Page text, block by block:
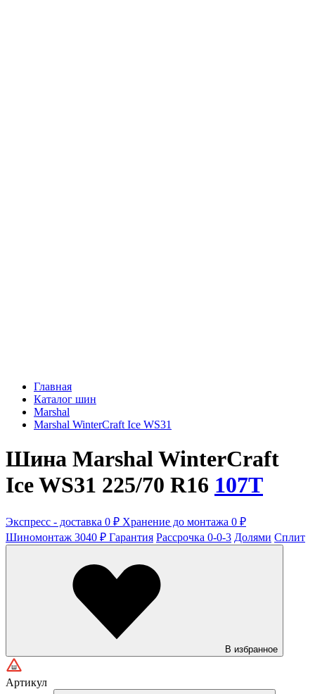
Главная
Каталог шин
Marshal
Marshal WinterCraft Ice WS31
Шина Marshal WinterCraft
Ice WS31 225/70 R16 107T
Экспресс - доставка 0 ₽ Хранение до монтажа 0 ₽
Шиномонтаж 3040 ₽ Гарантия Рассрочка 0-0-3 Долями Сплит
В избранное
Артикул